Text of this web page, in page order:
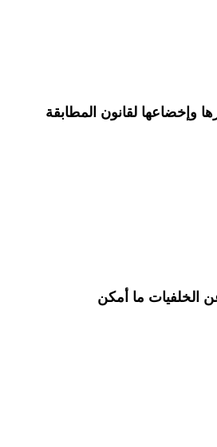
وإخضاعها لقانون المطابقة
الخلفيات ما أمكن